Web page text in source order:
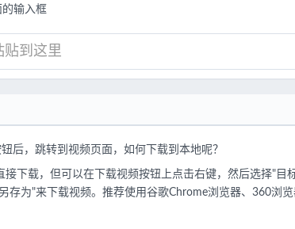
输入框
后，跳转到视频页面，如何下载到本地呢？
接下载，但可以在下载视频按钮上点击右键，然后选择"
存为"来下载视频。推荐使用谷歌Chrome浏览器、360浏